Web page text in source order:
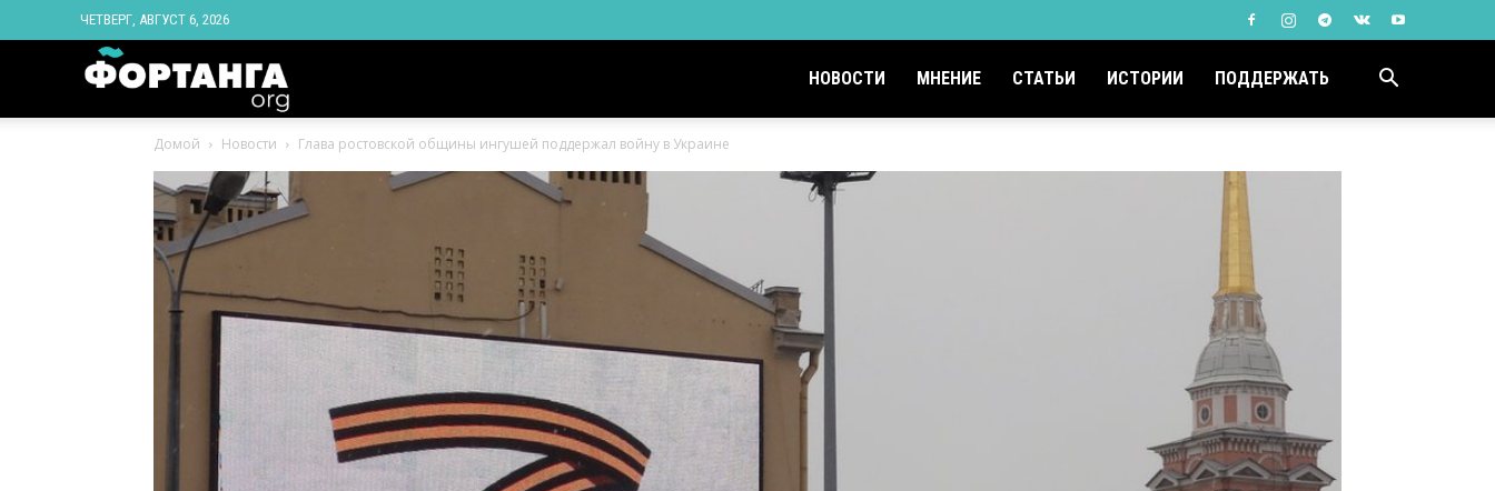
ЧЕТВЕРГ, АВГУСТ 6, 2026
Ингушетии
орг
НОВОСТИ МНЕНИЕ СТАТЬИ ИСТОРИИ ПОДДЕРЖАТЬ
Домой Новости Глава ростовской общины ингушей поддержал войну в Украине